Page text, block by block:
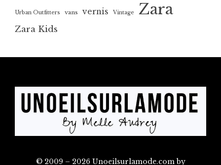
Urban Outfitters vans vernis Vintage Zara
Zara Kids
© 2009 – 2026 Unoeilsurlamode.com by